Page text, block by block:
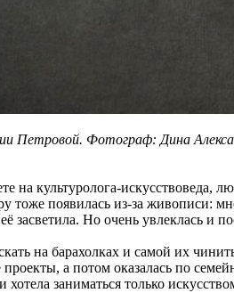
Петровой. Фотограф: Дина
на культуролога-
тоже появилась из-за живописи:
засветила. Но очень увлеклась и
на барахолках и самой их
проекты, а потом оказалась по
заниматься только